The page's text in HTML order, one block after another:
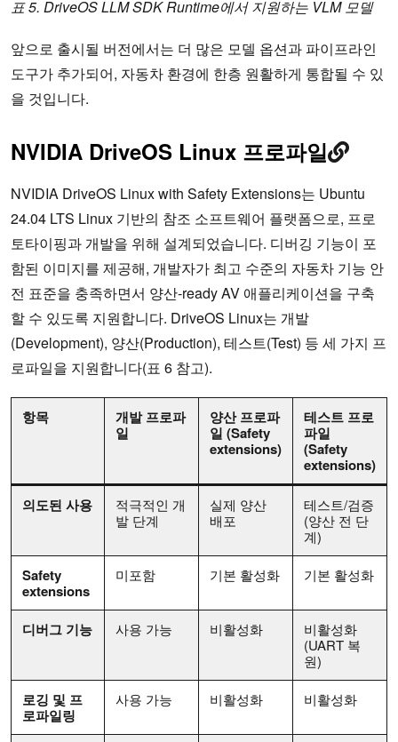
표 5. DriveOS LLM SDK Runtime에서 지원하는 VLM 모델
앞으로 출시될 버전에서는 더 많은 모델 옵션과 파이프라인
도구가 추가되어, 자동차 환경에 한층 원활하게 통합될 수 있
을 것입니다.
NVIDIA DriveOS Linux 프로파일
NVIDIA DriveOS Linux with Safety Extensions는 Ubuntu
24.04 LTS Linux 기반의 참조 소프트웨어 플랫폼으로, 프로
토타이핑과 개발을 위해 설계되었습니다. 디버깅 기능이 포
함된 이미지를 제공해, 개발자가 최고 수준의 자동차 기능 안
전 표준을 충족하면서 양산-ready AV 애플리케이션을 구축
할 수 있도록 지원합니다. DriveOS Linux는 개발
(Development), 양산(Production), 테스트(Test) 등 세 가지 프
로파일을 지원합니다(표 6 참고).
항목
개발 프로파
일
양산 프로파
일 (Safety
extensions)
테스트 프로
파일
(Safety
extensions)
의도된 사용
적극적인 개
발 단계
실제 양산
배포
테스트/검증
(양산 전 단
계)
Safety
extensions
미포함 기본 활성화 기본 활성화
디버그 기능 사용 가능 비활성화
비활성화
(UART 복
원)
로깅 및 프
로파일링
사용 가능 비활성화 비활성화